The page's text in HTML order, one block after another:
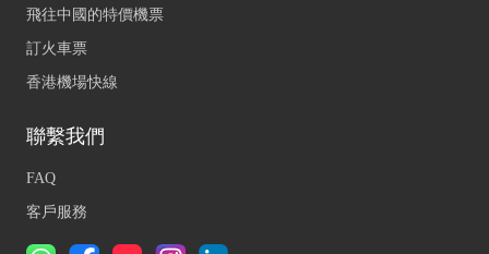
飛往中國的特價機票
訂火車票
香港機場快線
聯繫我們
FAQ
客戶服務